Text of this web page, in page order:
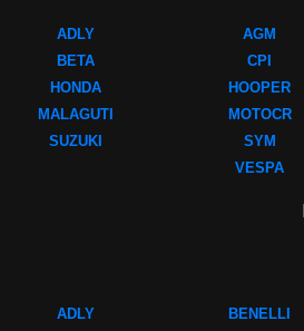
ADLY
BETA
HONDA
MALAGUTI
SUZUKI
AGM
CPI
HOOPER
MOTOCR
SYM
VESPA
ADLY
BENELLI